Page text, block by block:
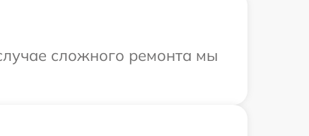
сложного ремонта мы